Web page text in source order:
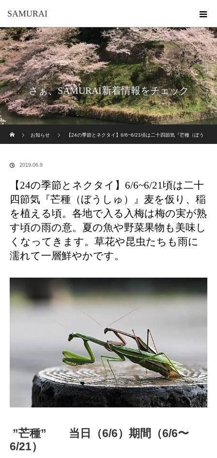
SAMURAI
さぁ、SAMURAI新着情報をチェック
お知らせ
【24の季節とネクタイ】6/6~6/21頃は二十四節気『芒種（ぼう
2019.06.9
【24の季節とネクタイ】6/6~6/21頃は二十
四節気『芒種（ぼうしゅ）』麦を仮り、稲
を植える頃。各地で入る入梅は梅の実が熟
す頃の雨の意。夏の魚や野菜果物も美味し
くなってきます。草花や昆虫たちも雨に
濡れて一層鮮やかです。
”芒種” 当日（6/6）期間（6/6〜
6/21）